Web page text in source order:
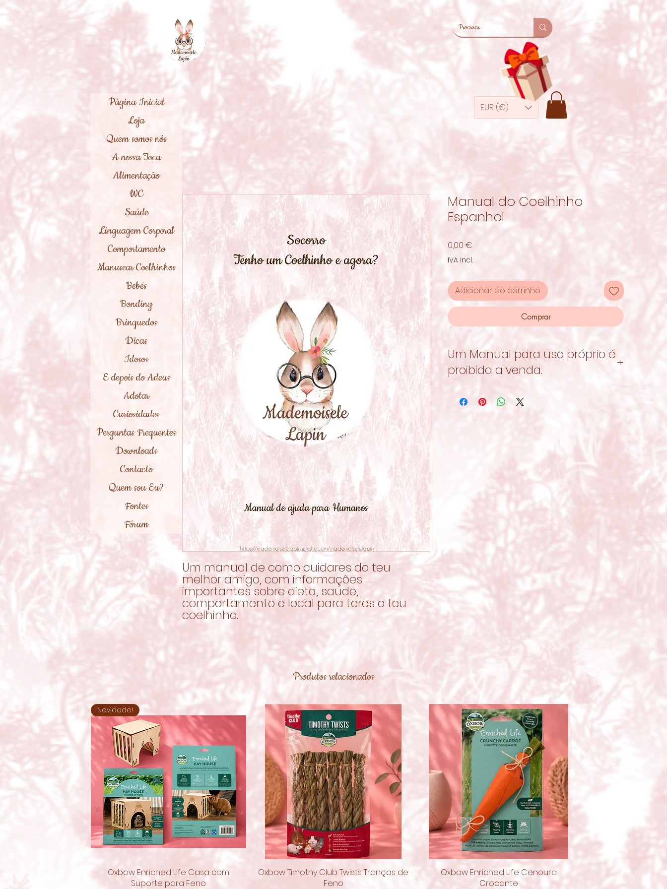
EUR (€)
Um manual de como cuidares do teu
melhor amigo, com informações
importantes sobre dieta, saude,
comportamento e local para teres o teu
coelhinho.
Manual do Coelhinho
Espanhol
0,00 €
IVA incl.
Adicionar ao carrinho
Comprar
Um Manual para uso próprio é
proibida a venda.
Produtos relacionados
Visualização rápida
Novidade!
Oxbow Enriched Life Casa com
Suporte para Feno
Visualização rápida
Oxbow Timothy Club Twists Tranças de
Feno
Visualização rápida
Oxbow Enriched Life Cenoura
Crocante
Página Inicial
Loja
Quem somos nós
A nossa Toca
Alimentação
WC
Saúde
Linguagem Corporal
Comportamento
Manusear Coelhinhos
Bebés
Bonding
Brinquedos
Dicas
Idosos
E depois do Adeus
Adotar
Curiosidades
Perguntas Frequentes
Downloads
Contacto
Quem sou Eu?
Fontes
Fórum